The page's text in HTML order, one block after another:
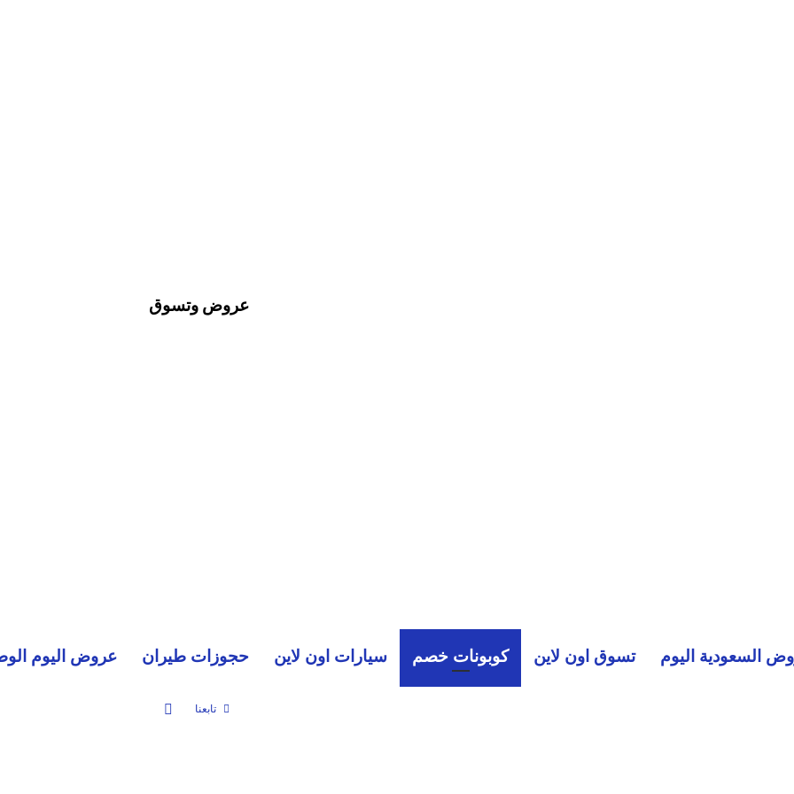
عروض وتسوق
السعودية اليوم تسوق اون لاين كوبونات خصم سيارات اون لاين حجوزات طيران عروض اليوم
تابعنا